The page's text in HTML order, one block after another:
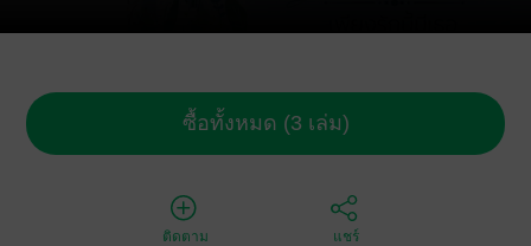
ซื้อทั้งหมด (3 เล่ม)
ติดตาม แชร์